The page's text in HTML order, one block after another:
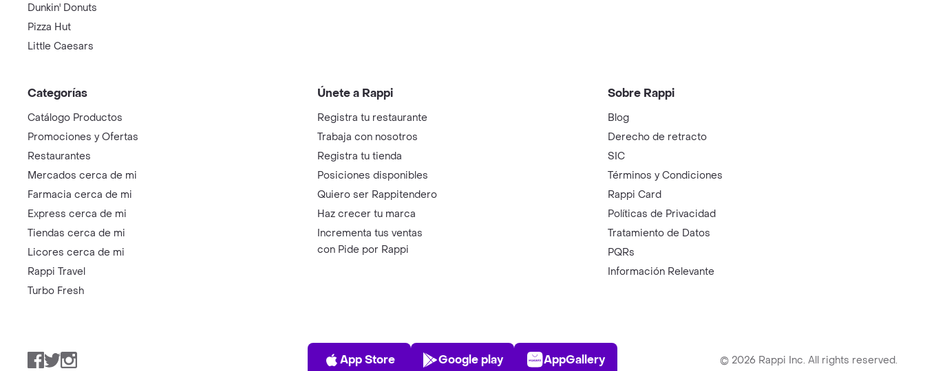
Dunkin' Donuts
Pizza Hut
Little Caesars
Categorías
Catálogo Productos
Promociones y Ofertas
Restaurantes
Mercados cerca de mi
Farmacia cerca de mi
Express cerca de mi
Tiendas cerca de mi
Licores cerca de mi
Rappi Travel
Turbo Fresh
Únete a Rappi
Registra tu restaurante
Trabaja con nosotros
Registra tu tienda
Posiciones disponibles
Quiero ser Rappitendero
Haz crecer tu marca
Incrementa tus ventas
con Pide por Rappi
Sobre Rappi
Blog
Derecho de retracto
SIC
Términos y Condiciones
Rappi Card
Políticas de Privacidad
Tratamiento de Datos
PQRs
Información Relevante
Facebook
TwitterInstagram
App Store
App Store
Play Store
Google play
AppGallery
AppGallery © 2026 Rappi Inc. All rights reserved.